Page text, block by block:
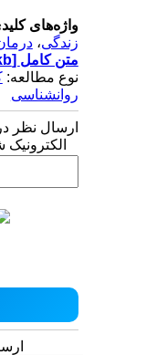
واژه‌های
زندگی،درمان
متن کامل[PDF 587 kb]
نوع مطالعه:
روانشناسی
ارسال نظر
الکترونیک